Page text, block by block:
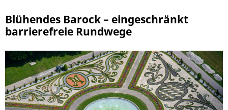
Blühendes Barock – eingeschränkt
barrierefreie Rundwege